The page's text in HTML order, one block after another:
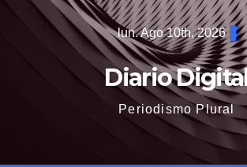
lun. Ago 10th, 2026
Diario
Periodismo Plural